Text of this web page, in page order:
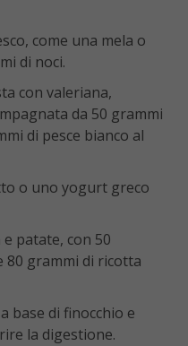
come una mela o
di noci.
con valeriana,
da 50 grammi
di pesce bianco al
o uno yogurt greco
e patate, con 50
80 grammi di ricotta
base di finocchio e
la digestione.